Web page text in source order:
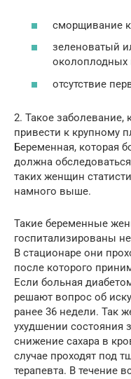
сморщивание
зеленоватый
околоплодных
отсутствие
2. Такое заболевание,
привести к крупному
Беременная, которая
должна
таких женщин
намного выше.
Такие беременные
госпитализированы
В стационаре они
после которого
Если больная
решают вопрос об
ранее 36 недели. Так
ухудшении состояния
снижение сахара в
случае проходят под
терапевта. В течение